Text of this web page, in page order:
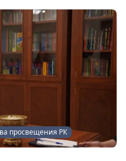
просвещения РК